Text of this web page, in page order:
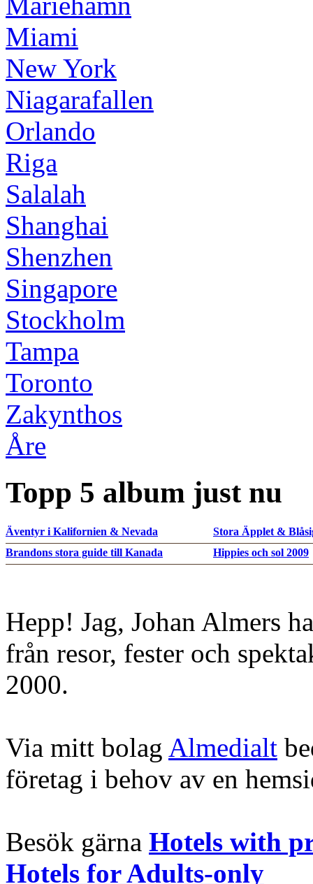
Miami
New York
Niagarafallen
Orlando
Riga
Salalah
Shanghai
Shenzhen
Singapore
Stockholm
Tampa
Toronto
Zakynthos
Åre
Topp 5 album just nu
Äventyr i Kalifornien & Nevada
Stora Äpplet &
Brandons stora guide till Kanada
Hippies och sol 2009
Hepp! Jag, Johan Almers
från resor, fester och
2000.
Via mitt bolag Almedialt
företag i behov av en
Besök gärna Hotels with
Hotels for Adults-only